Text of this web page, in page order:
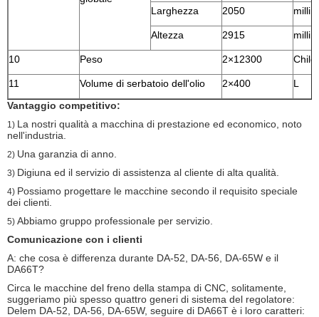
Larghezza
2050
Altezza 2915
10 Peso 2×12300
11 Volume di serbatoio dell'olio 2×400
L
Vantaggio competitivo:
1) La nostri qualità a macchina di prestazione ed economico, noto
nell'industria.
2) Una garanzia di anno.
3) Digiuna ed il servizio di assistenza al cliente di alta qualità.
4) Possiamo progettare le macchine secondo il requisito speciale
dei clienti.
5) Abbiamo gruppo professionale per servizio.
Comunicazione con i clienti
A: che cosa è differenza durante DA-52, DA-56, DA-65W e il
DA66T?
Circa le macchine del freno della stampa di CNC, solitamente,
suggeriamo più spesso quattro generi di sistema del regolatore:
Delem DA-52, DA-56, DA-65W, seguire di DA66T è i loro caratteri: